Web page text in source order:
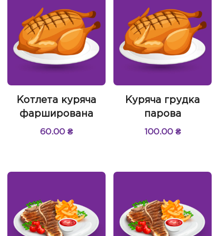
Котлета куряча
фарширована
60.00 ₴
Куряча грудка
парова
100.00 ₴